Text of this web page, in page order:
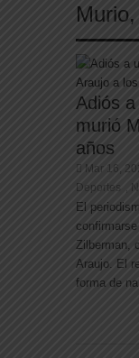
Murio,
Adiós
murió
años
Mar 16,
Deportes
El
Zilberman,
Araujo. El
forma de